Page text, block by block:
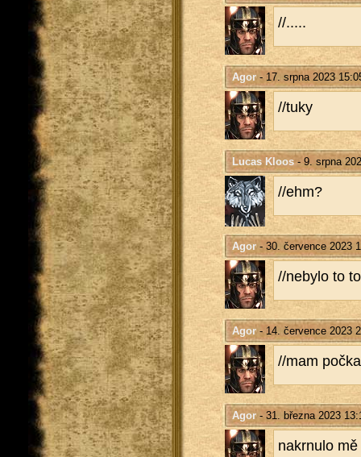
//.....
Agor- 17. srpna 2023
//tuky
Lucas Kloos- 9. srpna
//ehm?
Agor- 30. července 2023
//ne­by­lo to
Agor- 14. července 2023
//mam
Agor- 31. března 2023
na­kr­nu­lo